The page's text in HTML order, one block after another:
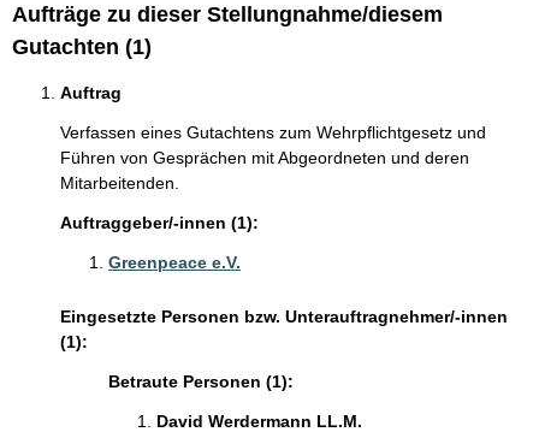
Aufträge zu dieser Stellungnahme/diesem
Gutachten (1)
Auftrag
Verfassen eines Gutachtens zum Wehrpflichtgesetz und
Führen von Gesprächen mit Abgeordneten und deren
Mitarbeitenden.
Auftraggeber/-innen (1):
Greenpeace e.V.
Eingesetzte Personen bzw. Unterauftragnehmer/-innen
(1):
Betraute Personen (1):
David Werdermann LL.M.